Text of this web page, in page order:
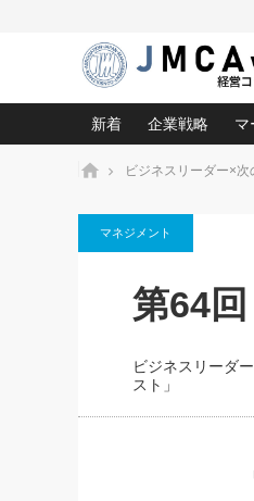
新着
2026.08.5
朝礼・会議での「社長の３
企業戦略
中小企業の「
利益を最大化
強い会社を築
日本レーザー
武器としての
野田久美子
マ
ホーム ビジネスリーダー×次
マネジメント
第64
ビジネスリーダ
スト」